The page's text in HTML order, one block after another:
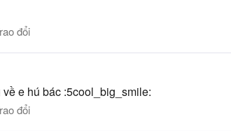
đổi
e hú bác :5cool_big_smile:
đổi